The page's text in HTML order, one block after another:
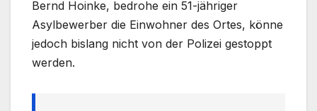
Bernd Hoinke, bedrohe ein 51-jähriger
Asylbewerber die Einwohner des Ortes, könne
jedoch bislang nicht von der Polizei gestoppt
werden.